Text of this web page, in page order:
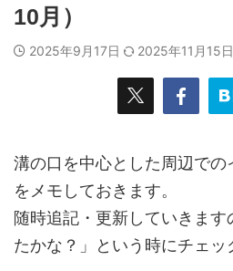
10月）
2025年9月17日 2025年11月15日
溝の口を中心とした周辺での
をメモしておきます。
随時追記・更新していきま
たかな？」という時にチェッ